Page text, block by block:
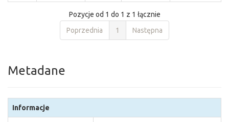
Pozycje od 1 do 1 z 1 łącznie
Poprzednia
1 Następna
Metadane
Informacje